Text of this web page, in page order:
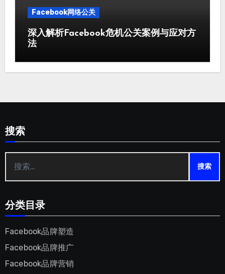
Facebook网络公关
深入解析Facebook危机公关案例与应对方
法
搜索
索：
分类目录
Facebook品牌塑造
Facebook品牌推广
Facebook品牌营销